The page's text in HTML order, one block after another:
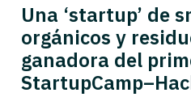
Una ‘startup’ de
orgánicos y
ganadora del